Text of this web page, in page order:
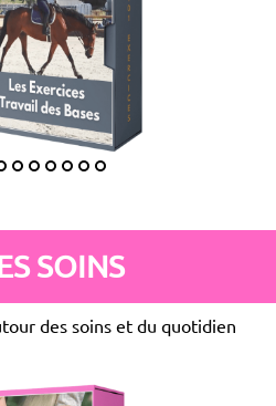
SOINS
des soins et du quotidien